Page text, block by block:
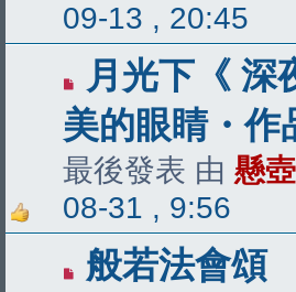
09-13 , 20:45
月光下《 深
美的眼睛・作
最後發表 由 懸
08-31 , 9:56
般若法會頌